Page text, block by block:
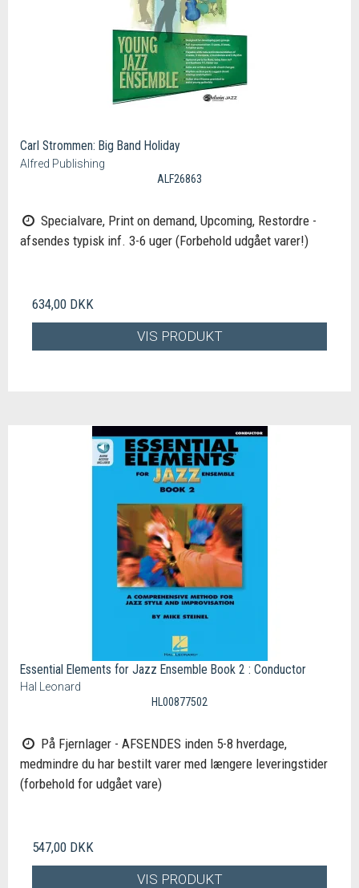
Carl Strommen: Big Band Holiday
Alfred Publishing
ALF26863
Specialvare, Print on demand, Upcoming, Restordre -
afsendes typisk inf. 3-6 uger (Forbehold udgået varer!)
634,00 DKK
VIS PRODUKT
Essential Elements for Jazz Ensemble Book 2 : Conductor
Hal Leonard
HL00877502
På Fjernlager - AFSENDES inden 5-8 hverdage,
medmindre du har bestilt varer med længere leveringstider
(forbehold for udgået vare)
547,00 DKK
VIS PRODUKT